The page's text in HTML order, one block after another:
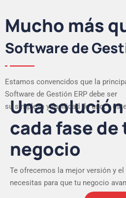
Mucho más
Software de
Estamos convencidos que la
Software de Gestión ERP debe ser
su simpleza y facilidad de uso, y
Una
cada fase de
negocio
Te ofrecemos la mejor versión y
necesitas para que tu negocio